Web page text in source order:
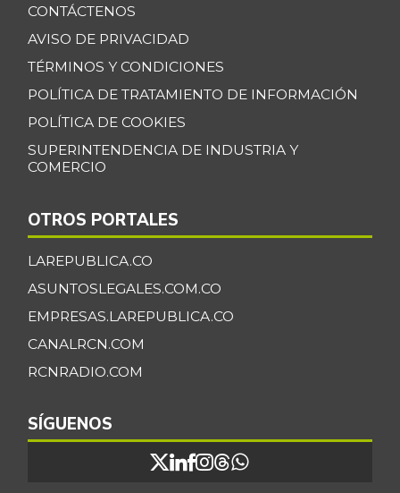
CONTÁCTENOS
AVISO DE PRIVACIDAD
TÉRMINOS Y CONDICIONES
POLÍTICA DE TRATAMIENTO DE INFORMACIÓN
POLÍTICA DE COOKIES
SUPERINTENDENCIA DE INDUSTRIA Y
COMERCIO
OTROS PORTALES
LAREPUBLICA.CO
ASUNTOSLEGALES.COM.CO
EMPRESAS.LAREPUBLICA.CO
CANALRCN.COM
RCNRADIO.COM
SÍGUENOS